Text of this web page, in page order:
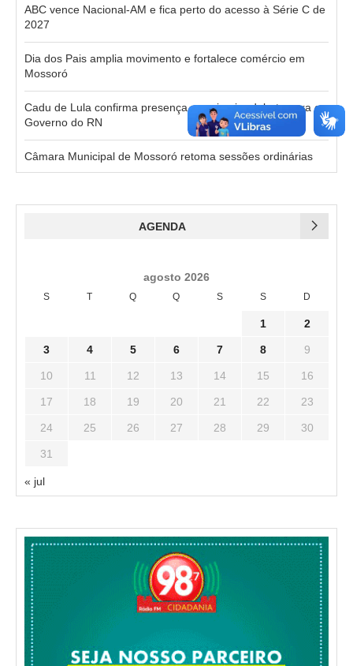
ABC vence Nacional-AM e fica perto do acesso à Série C de
2027
Dia dos Pais amplia movimento e fortalece comércio em
Mossoró
Cadu de Lula confirma presença no primeiro debate para o
Governo do RN
Câmara Municipal de Mossoró retoma sessões ordinárias
AGENDA
agosto 2026
S T Q Q S S D
1 2
3 4 5 6 7 8 9
10 11 12 13 14 15 16
17 18 19 20 21 22 23
24 25 26 27 28 29 30
31
« jul